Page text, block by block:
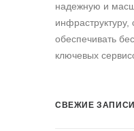
надежную и
инфраструктуру,
обеспечивать
ключевых
СВЕЖИЕ ЗАПИСИ